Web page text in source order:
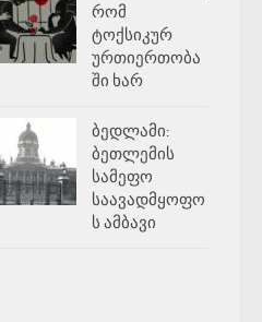
რომ
ტოქსიკურ
ურთიერთობა
ში ხარ
ბედლამი:
ბეთლემის
სამეფო
საავადმყოფო
ს ამბავი